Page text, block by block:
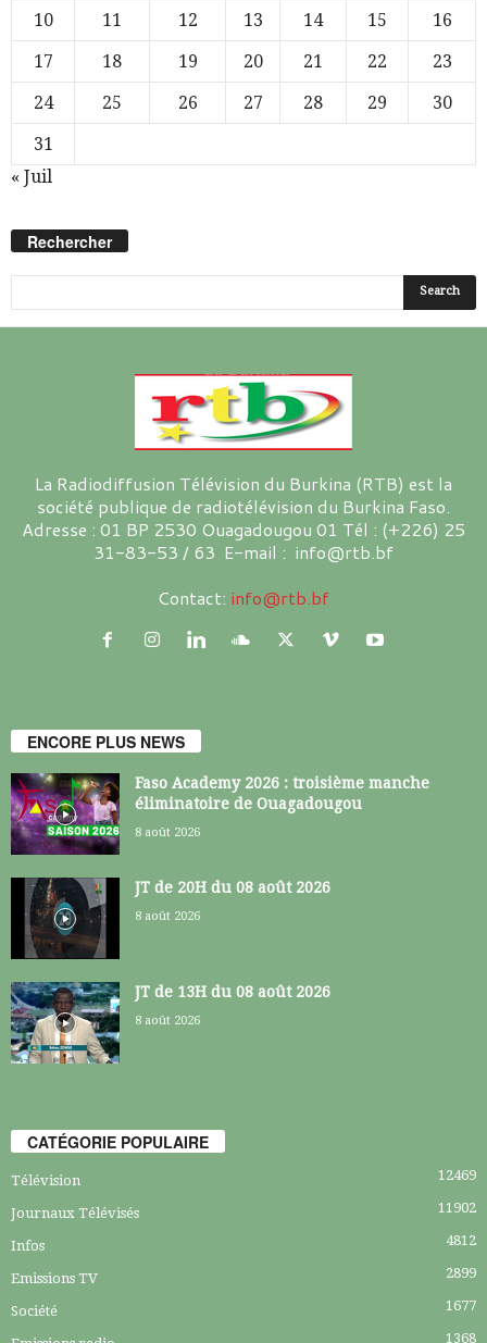
10
11 12 13 14 15
16
17
18 19 20 21 22
23
24
25 26 27 28 29
30
31
« Juil
Rechercher
La Radiodiffusion Télévision du Burkina (RTB) est la
société publique de radiotélévision du Burkina Faso.
Adresse : 01 BP 2530 Ouagadougou 01 Tél : (+226) 25
31-83-53 / 63 E-mail : info@rtb.bf
Contact: info@rtb.bf
ENCORE PLUS NEWS
Faso Academy 2026 : troisième manche
éliminatoire de Ouagadougou
8 août 2026
JT de 20H du 08 août 2026
8 août 2026
JT de 13H du 08 août 2026
8 août 2026
CATÉGORIE POPULAIRE
Télévision 12469
Journaux Télévisés 11902
Infos 4812
Emissions TV 2899
Société 1677
1368